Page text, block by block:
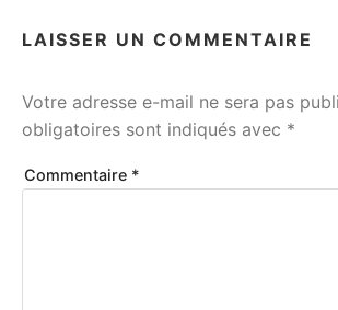
LAISSER UN COMMENTAIRE
Votre adresse e-mail ne sera pas
obligatoires sont indiqués avec *
Commentaire *